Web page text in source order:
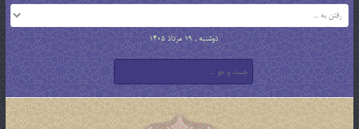
دوشنبه , 19 مرداد 1405